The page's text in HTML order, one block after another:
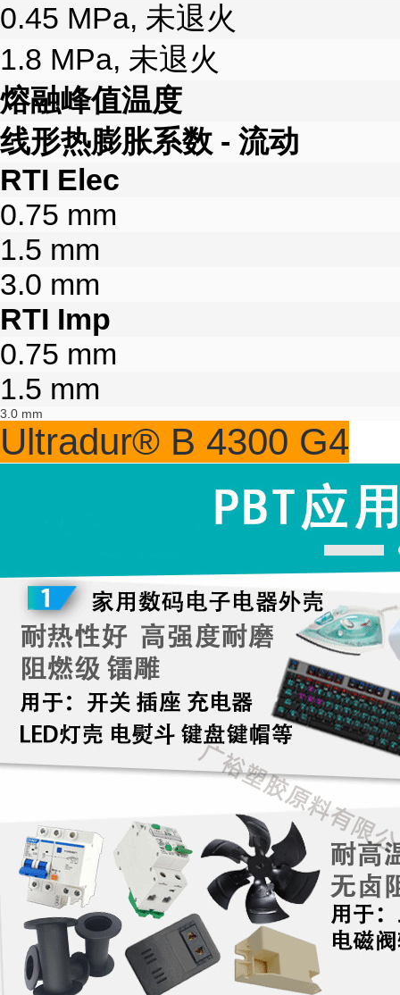
0.45 MPa, 未退火
1.8 MPa, 未退火
熔融峰值温度
线形热膨胀系数 - 流动
RTI Elec
0.75 mm
1.5 mm
3.0 mm
RTI Imp
0.75 mm
1.5 mm
3.0 mm
Ultradur® B 4300 G4